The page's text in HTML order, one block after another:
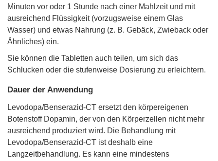
Minuten vor oder 1 Stunde nach einer Mahlzeit und mit
ausreichend Flüssigkeit (vorzugsweise einem Glas
Wasser) und etwas Nahrung (z. B. Gebäck, Zwieback oder
Ähnliches) ein.
Sie können die Tabletten auch teilen, um sich das
Schlucken oder die stufenweise Dosierung zu erleichtern.
Dauer der Anwendung
Levodopa/Benserazid-CT ersetzt den körpereigenen
Botenstoff Dopamin, der von den Körperzellen nicht mehr
ausreichend produziert wird. Die Behandlung mit
Levodopa/Benserazid-CT ist deshalb eine
Langzeitbehandlung. Es kann eine mindestens